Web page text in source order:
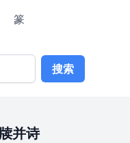
篆
搜索
并诗